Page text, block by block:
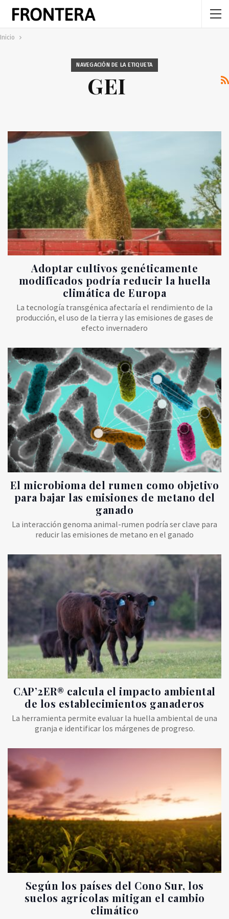
Inicio
NAVEGACIÓN DE LA ETIQUETA
GEI
Adoptar cultivos genéticamente
modificados podría reducir la huella
climática de Europa
La tecnología transgénica afectaría el rendimiento de la
producción, el uso de la tierra y las emisiones de gases de
efecto invernadero
El microbioma del rumen como objetivo
para bajar las emisiones de metano del
ganado
La interacción genoma animal-rumen podría ser clave para
reducir las emisiones de metano en el ganado
CAP’2ER® calcula el impacto ambiental
de los establecimientos ganaderos
La herramienta permite evaluar la huella ambiental de una
granja e identificar los márgenes de progreso.
Según los países del Cono Sur, los
suelos agrícolas mitigan el cambio
climático